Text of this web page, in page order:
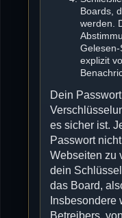
Boards,
werden.
explizit
Dein
es sicher ist.
Passwort
Webseiten zu
dein
das Board,
Insbesondere